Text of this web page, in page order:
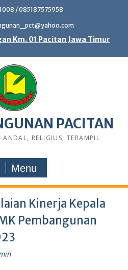
/ 085187575958
Km. 01 Pacitan Jawa Timur
PACITAN
ANDAL, RELIGIUS, TERAMPIL
Menu
Kinerja Kepala
Pembangunan